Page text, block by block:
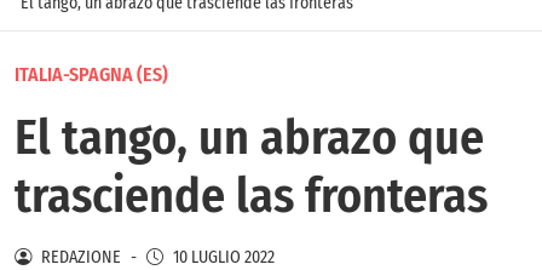
ITALIA-SPAGNA (ES)
El tango, un abrazo que
trasciende las fronteras
REDAZIONE - 10 LUGLIO 2022